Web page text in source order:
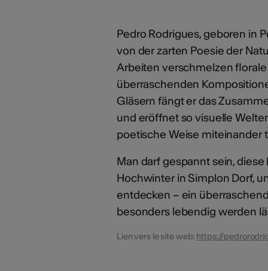
Pedro Rodrigues, geboren in
von der zarten Poesie der
Arbeiten verschmelzen
überraschenden
Gläsern fängt er das
und eröffnet so visuelle
poetische Weise miteinander
Man darf gespannt sein,
Hochwinter in Simplon Dorf,
entdecken – ein
besonders lebendig werden
Lien vers le site web: https://